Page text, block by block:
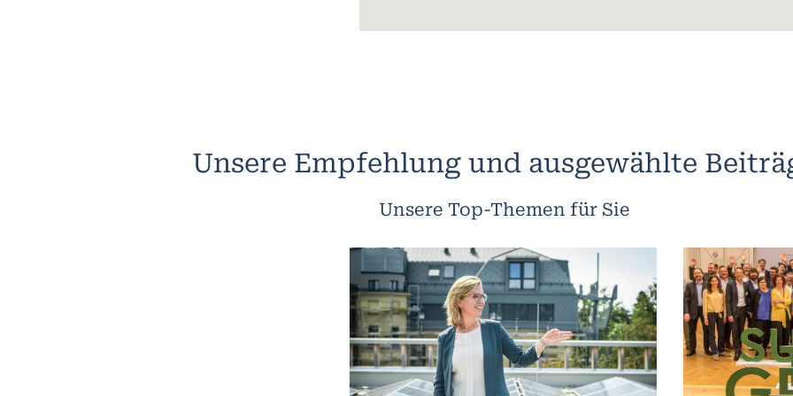
Unsere Empfehlung und ausgewählte
Unsere Top-Themen für Sie